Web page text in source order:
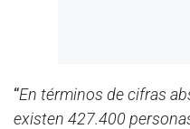
“En términos de cifras
existen 427.400